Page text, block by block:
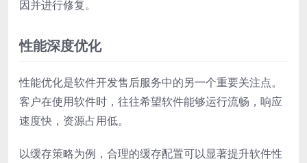
因并进行修复。
性能深度优化
性能优化是软件开发售后服务中的另一个重要关注点。
客户在使用软件时，往往希望软件能够运行流畅，响应
速度快，资源占用低。
以缓存策略为例，合理的缓存配置可以显著提升软件性